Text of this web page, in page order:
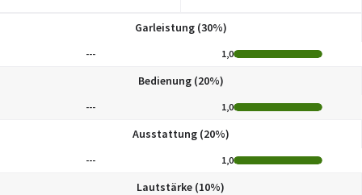
Garleistung (30%)
--- 1,0
Bedienung (20%)
--- 1,0
Ausstattung (20%)
--- 1,0
Lautstärke (10%)